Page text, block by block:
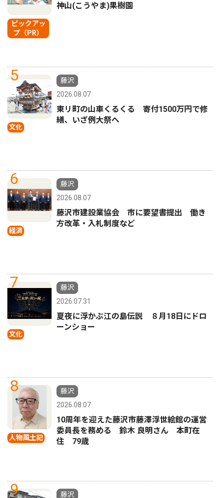
ピックアッ
プ（PR）
神山(こうやま)果樹園
5
文化
藤沢
2026.08.07
東リ町の山車くるくる 寄付1500万円で修
繕、いざ例大祭へ
6
経済
藤沢
2026.08.07
藤沢市建設業協会 市に要望書提出 働き
方改革・入札制度など
7
文化
藤沢
2026.07.31
夏夜に浮かぶ江の島伝説 ８月18日にドロ
ーンショー
8
人物風土記
藤沢
2026.08.07
10周年を迎えた藤沢市藤澤浮世絵館の運営
委員長を務める 鈴木 良明さん 本町在
住 79歳
9
藤沢